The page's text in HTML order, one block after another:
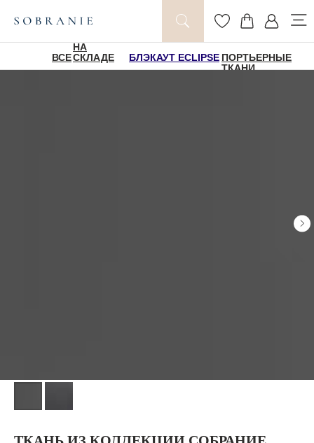
ВСЕ
НА
СКЛАДЕ
БЛЭКАУТ ECLIPSE ПОРТЬЕРНЫЕ
ТКАНИ